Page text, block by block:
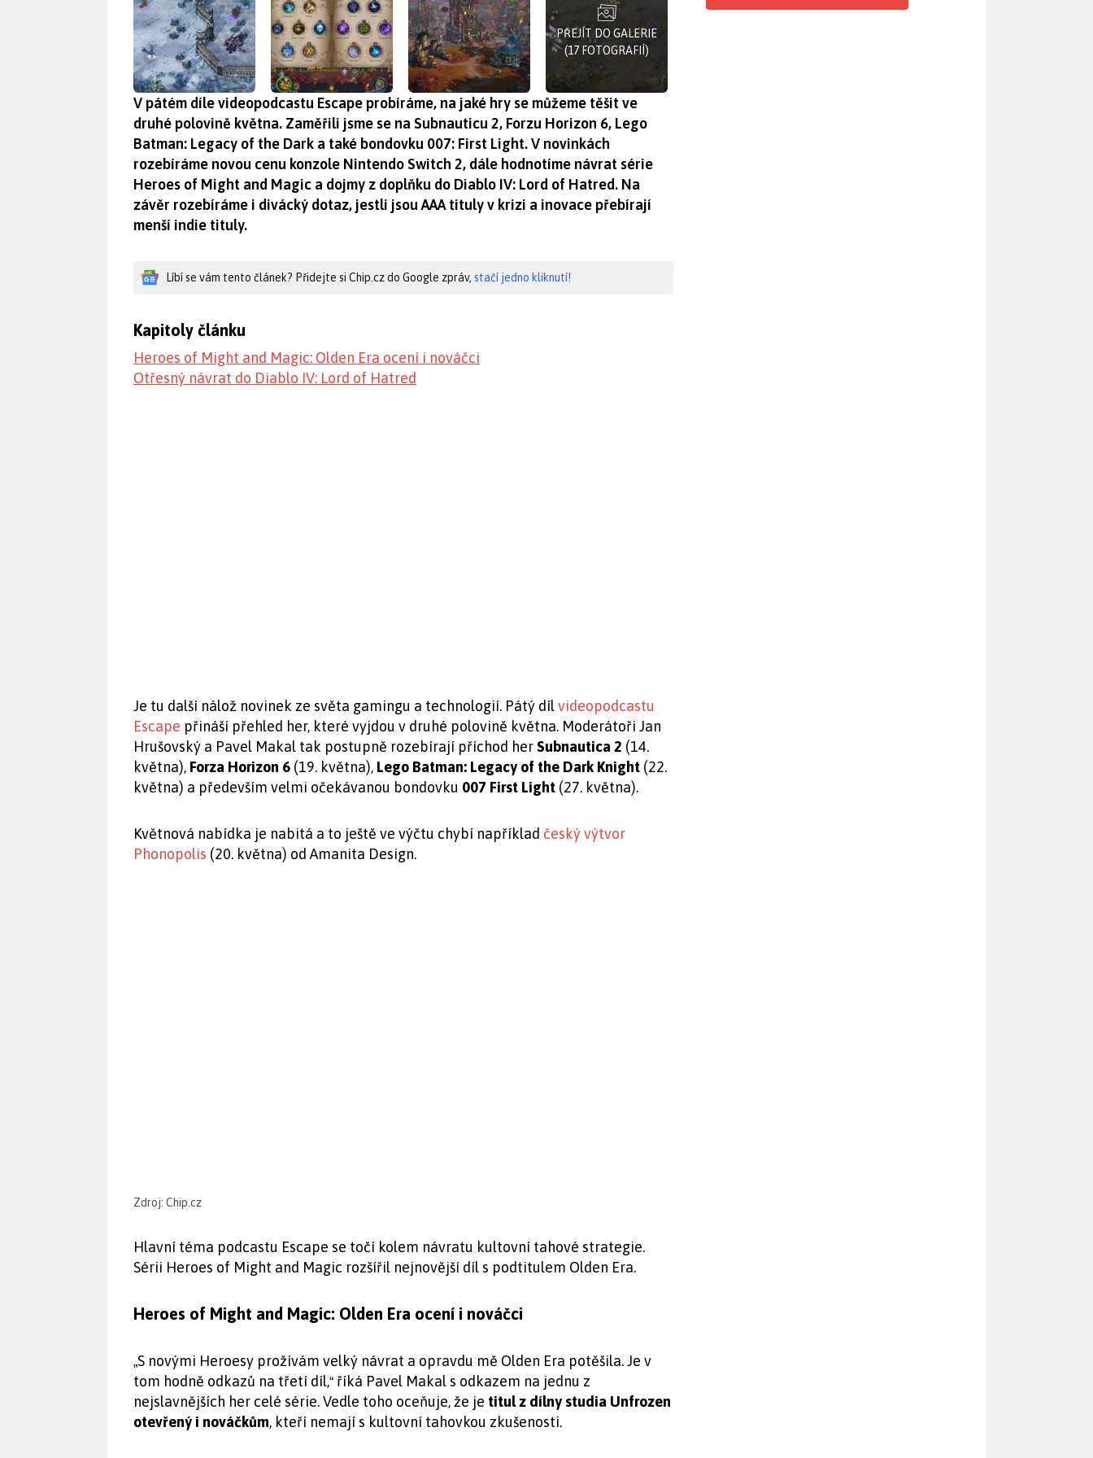
PŘEJÍT DO GALERIE
(17 FOTOGRAFIÍ)
V pátém díle videopodcastu Escape probíráme, na jaké hry se můžeme těšit ve
druhé polovině května. Zaměřili jsme se na Subnauticu 2, Forzu Horizon 6, Lego
Batman: Legacy of the Dark a také bondovku 007: First Light. V novinkách
rozebíráme novou cenu konzole Nintendo Switch 2, dále hodnotíme návrat série
Heroes of Might and Magic a dojmy z doplňku do Diablo IV: Lord of Hatred. Na
závěr rozebíráme i divácký dotaz, jestli jsou AAA tituly v krizi a inovace přebírají
menší indie tituly.
Líbí se vám tento článek? Přidejte si Chip.cz do Google zpráv, stačí jedno kliknutí!
Kapitoly článku
Heroes of Might and Magic: Olden Era ocení i nováčci
Otřesný návrat do Diablo IV: Lord of Hatred
Je tu další nálož novinek ze světa gamingu a technologií. Pátý dílvideopodcastu
Escape přináší přehled her, které vyjdou v druhé polovině května. Moderátoři Jan
Hrušovský a Pavel Makal tak postupně rozebírají příchod herSubnautica 2 (14.
května), Forza Horizon 6 (19. května), Lego Batman: Legacy of the Dark Knight (22.
května) a především velmi očekávanou bondovku 007 First Light (27. května).
Květnová nabídka je nabitá a to ještě ve výčtu chybí například český výtvor
Phonopolis (20. května) od Amanita Design.
Zdroj: Chip.cz
Hlavní téma podcastu Escape se točí kolem návratu kultovní tahové strategie.
Sérii Heroes of Might and Magic rozšířil nejnovější díl s podtitulem Olden Era.
Heroes of Might and Magic: Olden Era ocení i nováčci
„S novými Heroesy prožívám velký návrat a opravdu mě Olden Era potěšila. Je v
tom hodně odkazů na třetí díl,“ říká Pavel Makal s odkazem na jednu z
nejslavnějších her celé série. Vedle toho oceňuje, že je titul z dílny studia Unfrozen
otevřený i nováčkům, kteří nemají s kultovní tahovkou zkušenosti.